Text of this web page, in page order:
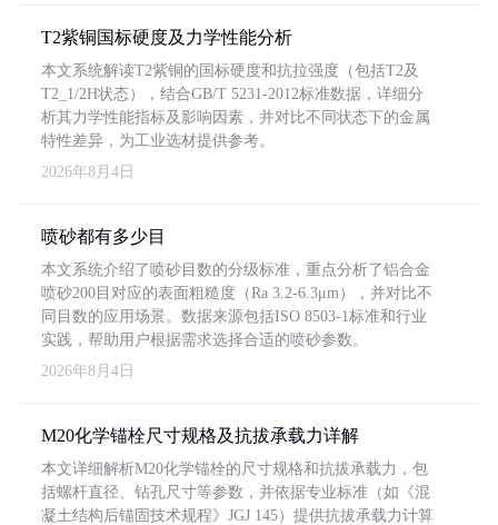
T2紫铜国标硬度及力学性能分析
本文系统解读T2紫铜的国标硬度和抗拉强度（包括T2及
T2_1/2H状态），结合GB/T 5231-2012标准数据，详细分
析其力学性能指标及影响因素，并对比不同状态下的金属
特性差异，为工业选材提供参考。
2026年8月4日
喷砂都有多少目
本文系统介绍了喷砂目数的分级标准，重点分析了铝合金
喷砂200目对应的表面粗糙度（Ra 3.2-6.3μm），并对比不
同目数的应用场景。数据来源包括ISO 8503-1标准和行业
实践，帮助用户根据需求选择合适的喷砂参数。
2026年8月4日
M20化学锚栓尺寸规格及抗拔承载力详解
本文详细解析M20化学锚栓的尺寸规格和抗拔承载力，包
括螺杆直径、钻孔尺寸等参数，并依据专业标准（如《混
凝土结构后锚固技术规程》JGJ 145）提供抗拔承载力计算